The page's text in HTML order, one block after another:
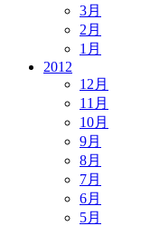
3月
2月
1月
2012
12月
11月
10月
9月
8月
7月
6月
5月